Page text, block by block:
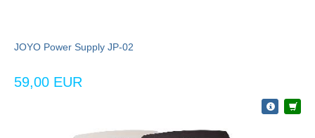
JOYO Power Supply JP-02
59,00 EUR